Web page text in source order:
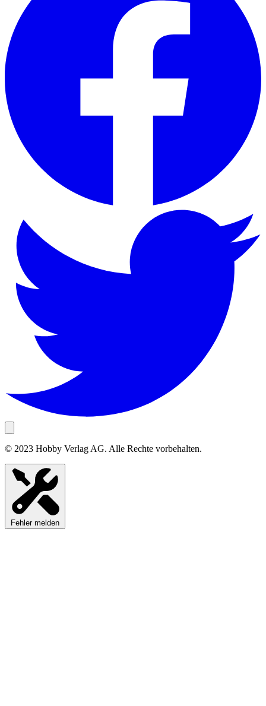
© 2023 Hobby Verlag AG. Alle Rechte vorbehalten.
Fehler melden